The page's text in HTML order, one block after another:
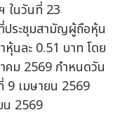
ในวันที่ 23
ระชุมสามัญผู้ถือหุ้น
หุ้นละ 0.51 บาท โดย
คม 2569 กำหนดวัน
9 เมษายน 2569
น 2569